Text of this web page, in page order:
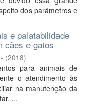
dos parâmetros e
e palatabilidade
cães e gatos
(2018)
para animais de
o atendimento às
na manutenção da
...